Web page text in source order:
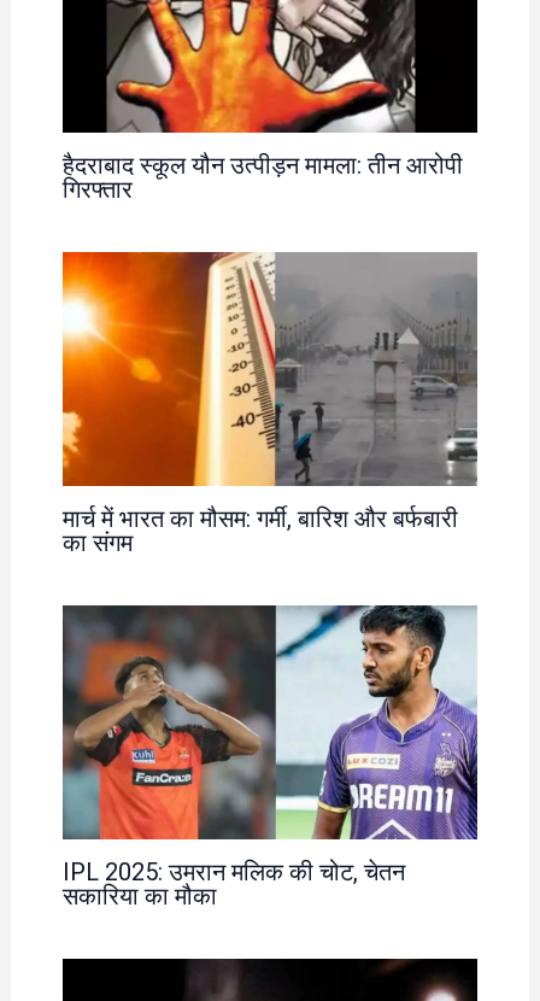
हैदराबाद स्कूल यौन उत्पीड़न मामला: तीन आरोपी
गिरफ्तार
मार्च में भारत का मौसम: गर्मी, बारिश और बर्फबारी
का संगम
IPL 2025: उमरान मलिक की चोट, चेतन
सकारिया का मौका